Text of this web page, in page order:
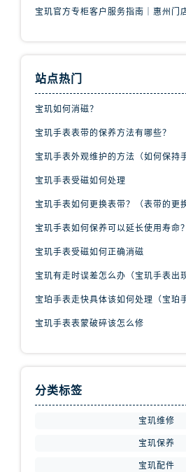
站点热门
宝玑如何消磁？
宝玑手表表带的保养方法有哪些？
宝玑手表受磁如何处理
宝玑手表如何保养可以延长使用寿命？
宝玑手表受磁如何正确消磁
宝玑手表表蒙破碎该怎么修
分类标签
宝玑维修
宝玑保养
宝玑配件